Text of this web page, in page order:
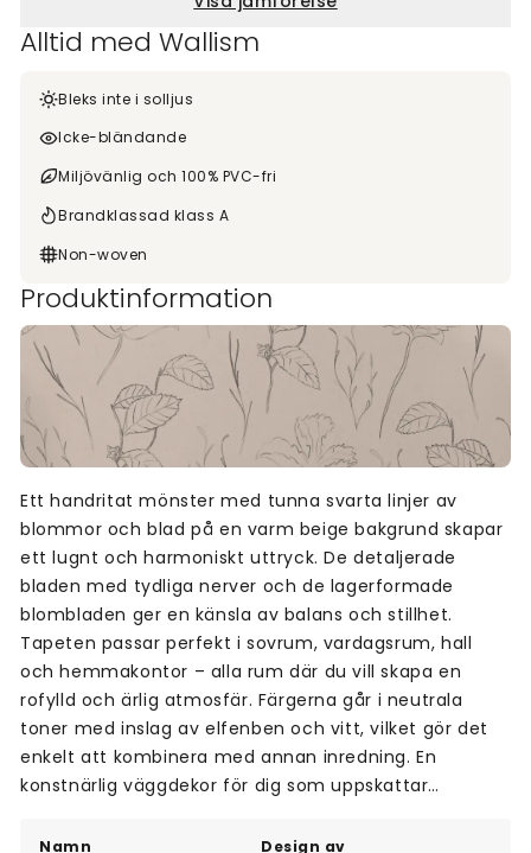
Alltid med Wallism
Bleks inte i solljus
Icke-bländande
Miljövänlig och 100% PVC-fri
Brandklassad klass A
Non-woven
Produktinformation
Namn Design av
Ett handritat mönster med tunna svarta linjer av
blommor och blad på en varm beige bakgrund skapar
ett lugnt och harmoniskt uttryck. De detaljerade
bladen med tydliga nerver och de lagerformade
blombladen ger en känsla av balans och stillhet.
Tapeten passar perfekt i sovrum, vardagsrum, hall
och hemmakontor – alla rum där du vill skapa en
rofylld och ärlig atmosfär. Färgerna går i neutrala
toner med inslag av elfenben och vitt, vilket gör det
enkelt att kombinera med annan inredning. En
konstnärlig väggdekor för dig som uppskattar